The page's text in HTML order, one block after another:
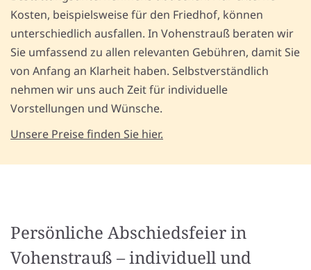
Kosten, beispielsweise für den Friedhof, können
unterschiedlich ausfallen. In Vohenstrauß beraten wir
Sie umfassend zu allen relevanten Gebühren, damit Sie
von Anfang an Klarheit haben. Selbstverständlich
nehmen wir uns auch Zeit für individuelle
Vorstellungen und Wünsche.
Unsere Preise finden Sie hier.
Persönliche Abschiedsfeier in
Vohenstrauß – individuell und